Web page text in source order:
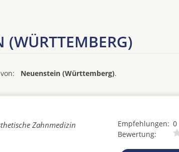
Neuenstein (Württemberg).
Zahnmedizin Empfehlungen: 0
Bewertung: